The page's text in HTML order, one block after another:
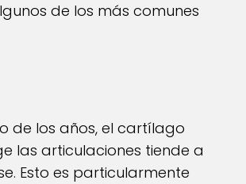
de los más comunes
de los años, el cartílago
las articulaciones tiende a
Esto es particularmente